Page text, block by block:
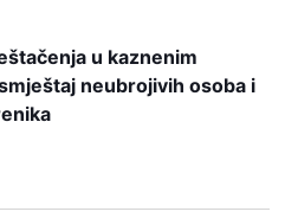
u kaznenim
neubrojivih osoba i